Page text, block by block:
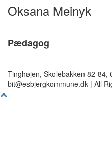
Oksana Meinyk
Pædagog
Tinghøjen, Skolebakken 82-84,
bit@esbjergkommune.dk | All